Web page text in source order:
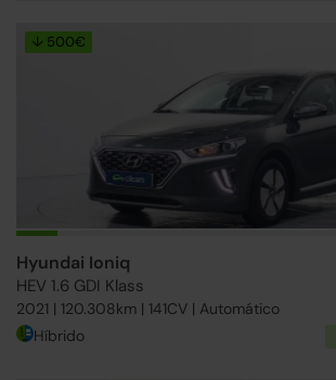
↓ 500€
Hyundai Ioniq
HEV 1.6 GDI Klass
2021 | 120.308km | 141CV | Automático
Híbrido